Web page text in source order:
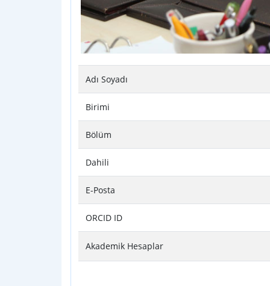
Adı Soyadı
Birimi
Bölüm
Dahili
E-Posta
ORCID ID
Akademik Hesaplar